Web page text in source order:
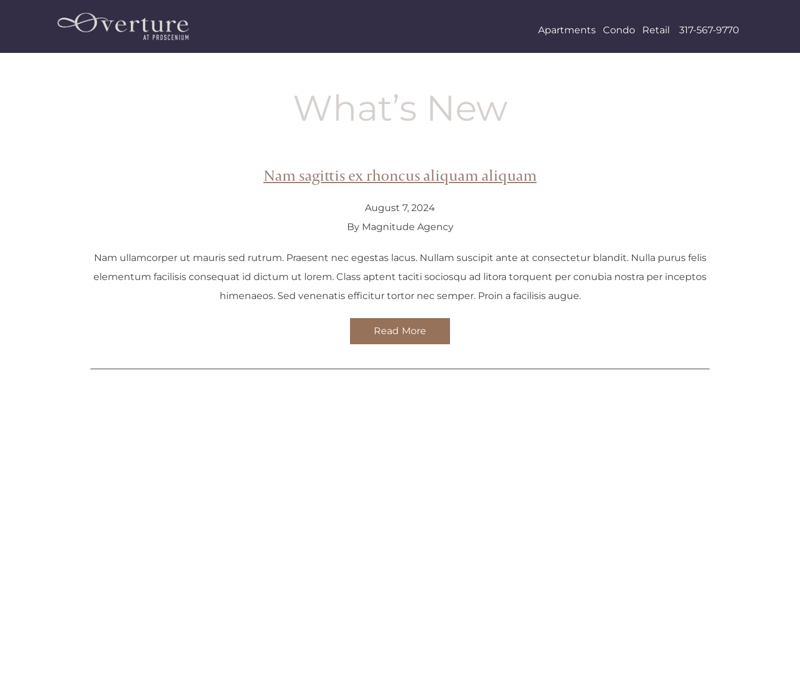
Apartments Condo Retail 317-567-9770
What’s New
Nam sagittis ex rhoncus aliquam aliquam
August 7, 2024
By Magnitude Agency
Nam ullamcorper ut mauris sed rutrum. Praesent nec egestas lacus. Nullam suscipit ante at consectetur blandit. Nulla purus felis
elementum facilisis consequat id dictum ut lorem. Class aptent taciti sociosqu ad litora torquent per conubia nostra per inceptos
himenaeos. Sed venenatis efficitur tortor nec semper. Proin a facilisis augue.
Read More